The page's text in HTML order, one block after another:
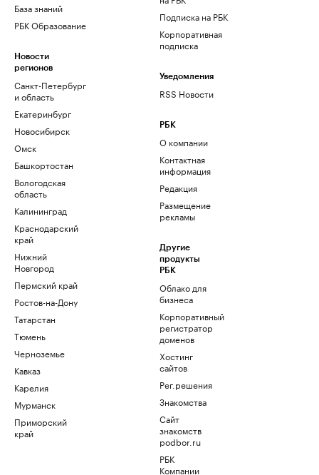
База знаний
РБК Образование
Новости
регионов
Санкт-Петербург
и область
Екатеринбург
Новосибирск
Омск
Башкортостан
Вологодская
область
Калининград
Краснодарский
край
Нижний
Новгород
Пермский край
Ростов-на-Дону
Татарстан
Тюмень
Черноземье
Кавказ
Карелия
Мурманск
Приморский
край
Подписка на РБК
Корпоративная
подписка
Уведомления
RSS Новости
РБК
О компании
Контактная
информация
Редакция
Размещение
рекламы
Другие
продукты
РБК
Облако для
бизнеса
Корпоративный
регистратор
доменов
Хостинг
сайтов
Рег.решения
Знакомства
Сайт
знакомств
podbor.ru
РБК
Компании